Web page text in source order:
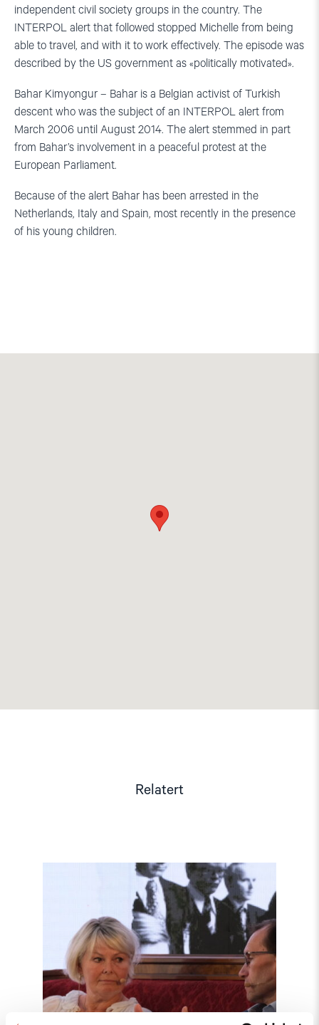
independent civil society groups in the country. The
INTERPOL alert that followed stopped Michelle from being
able to travel, and with it to work effectively. The episode was
described by the US government as «politically motivated».
Bahar Kimyongur – Bahar is a Belgian activist of Turkish
descent who was the subject of an INTERPOL alert from
March 2006 until August 2014. The alert stemmed in part
from Bahar’s involvement in a peaceful protest at the
European Parliament.
Because of the alert Bahar has been arrested in the
Netherlands, Italy and Spain, most recently in the presence
of his young children.
Relatert
Read
article
"Møt
Helsingforskomiteen
på
Arendalsuka
2026"